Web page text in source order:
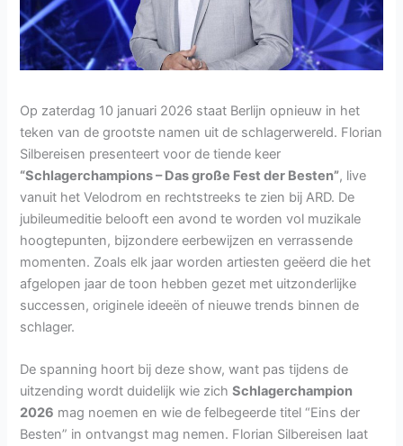
Op zaterdag 10 januari 2026 staat Berlijn opnieuw in het
teken van de grootste namen uit de schlagerwereld. Florian
Silbereisen presenteert voor de tiende keer
“Schlagerchampions – Das große Fest der Besten”, live
vanuit het Velodrom en rechtstreeks te zien bij ARD. De
jubileumeditie belooft een avond te worden vol muzikale
hoogtepunten, bijzondere eerbewijzen en verrassende
momenten. Zoals elk jaar worden artiesten geëerd die het
afgelopen jaar de toon hebben gezet met uitzonderlijke
successen, originele ideeën of nieuwe trends binnen de
schlager.
De spanning hoort bij deze show, want pas tijdens de
uitzending wordt duidelijk wie zichSchlagerchampion
2026 mag noemen en wie de felbegeerde titel “Eins der
Besten” in ontvangst mag nemen. Florian Silbereisen laat